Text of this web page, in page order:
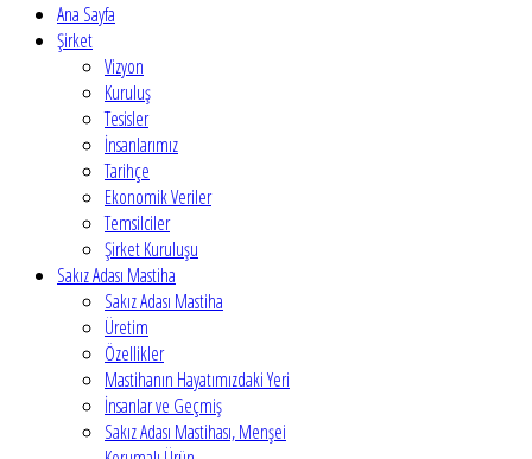
Ana Sayfa
Şirket
Vizyon
Kuruluş
Tesisler
İnsanlarımız
Tarihçe
Ekonomik Veriler
Temsilciler
Şirket Kuruluşu
Sakız Adası Mastiha
Sakız Adası Mastiha
Üretim
Özellikler
Mastihanın Hayatımızdaki Yeri
İnsanlar ve Geçmiş
Sakız Adası Mastihası, Menşei